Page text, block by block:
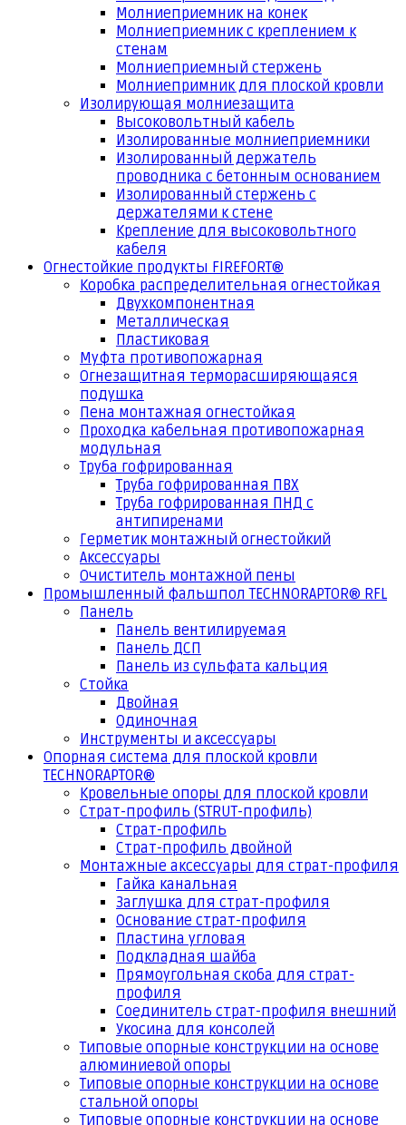
Молниеприемник на конек
Молниеприемник с креплением к
стенам
Молниеприемный стержень
Молниепримник для плоской кровли
Изолирующая молниезащита
Высоковольтный кабель
Изолированные молниеприемники
Изолированный держатель
проводника с бетонным основанием
Изолированный стержень с
держателями к стене
Крепление для высоковольтного
кабеля
Огнестойкие продукты FIREFORT®
Коробка распределительная огнестойкая
Двухкомпонентная
Металлическая
Пластиковая
Муфта противопожарная
Огнезащитная терморасширяющаяся
подушка
Пена монтажная огнестойкая
Проходка кабельная противопожарная
модульная
Труба гофрированная
Труба гофрированная ПВХ
Труба гофрированная ПНД с
антипиренами
Герметик монтажный огнестойкий
Аксессуары
Очиститель монтажной пены
Промышленный фальшпол TECHNORAPTOR® RFL
Панель
Панель вентилируемая
Панель ДСП
Панель из сульфата кальция
Стойка
Двойная
Одиночная
Инструменты и аксессуары
Опорная система для плоской кровли
TECHNORAPTOR®
Кровельные опоры для плоской кровли
Страт-профиль (STRUT-профиль)
Страт-профиль
Страт-профиль двойной
Монтажные аксессуары для страт-профиля
Гайка канальная
Заглушка для страт-профиля
Основание страт-профиля
Пластина угловая
Подкладная шайба
Прямоугольная скоба для страт-
профиля
Соединитель страт-профиля внешний
Укосина для консолей
Типовые опорные конструкции на основе
алюминиевой опоры
Типовые опорные конструкции на основе
стальной опоры
Типовые опорные конструкции на основе